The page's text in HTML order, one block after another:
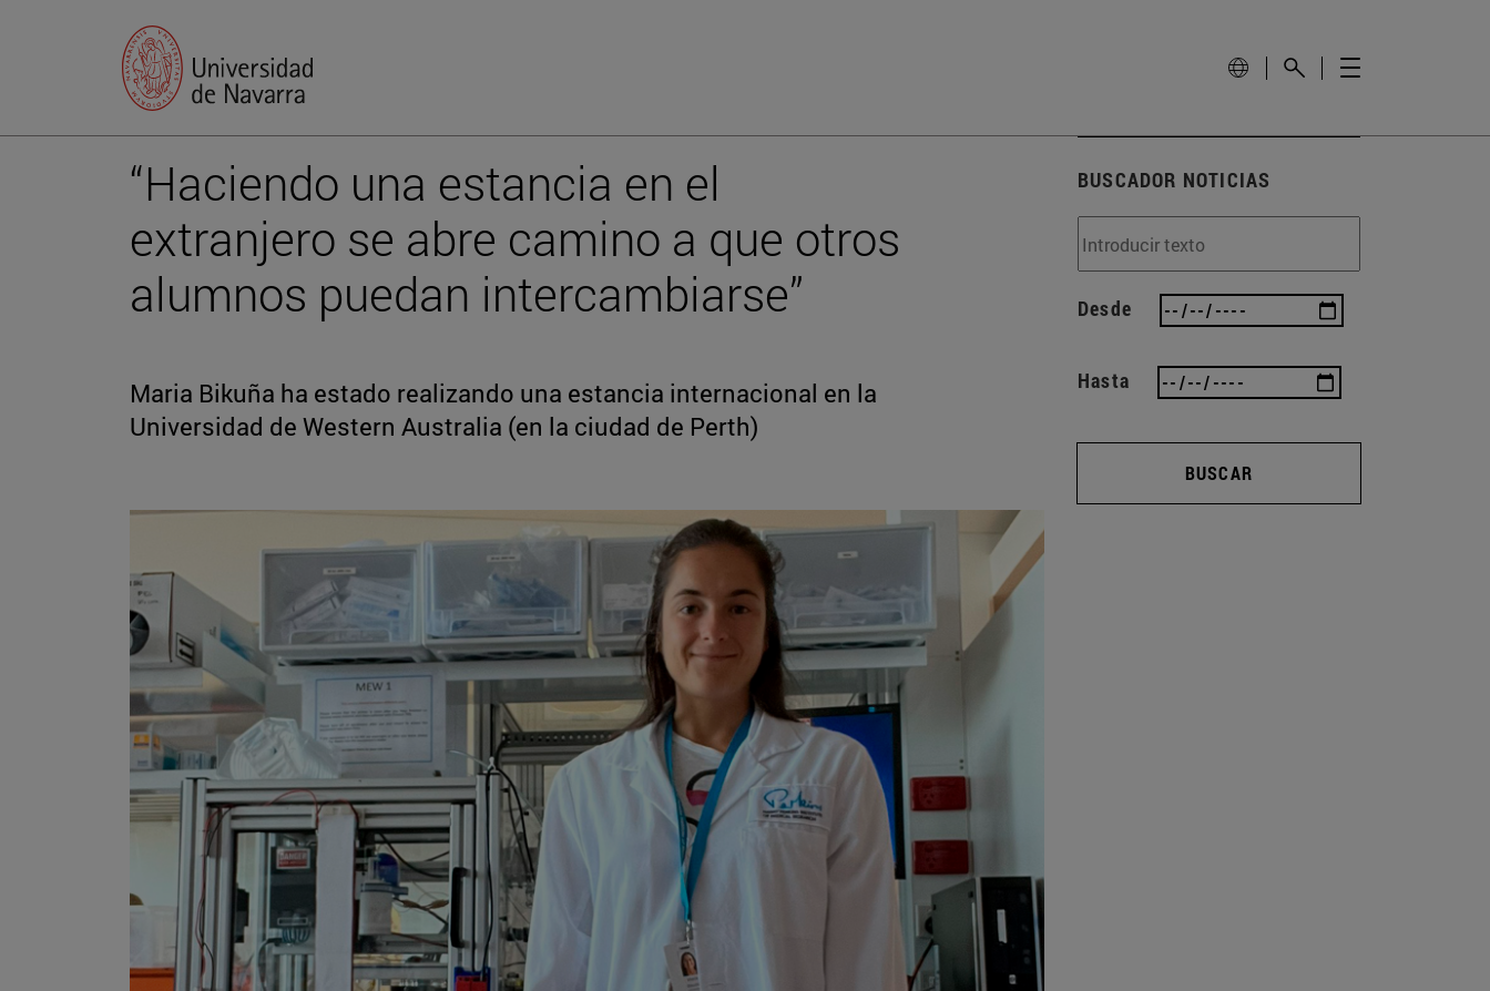
“Haciendo una estancia en el
extranjero se abre camino a que otros
alumnos puedan intercambiarse”
Maria Bikuña ha estado realizando una estancia internacional en la
Universidad de Western Australia (en la ciudad de Perth)
BUSCADOR NOTICIAS
Desde
Hasta
BUSCAR